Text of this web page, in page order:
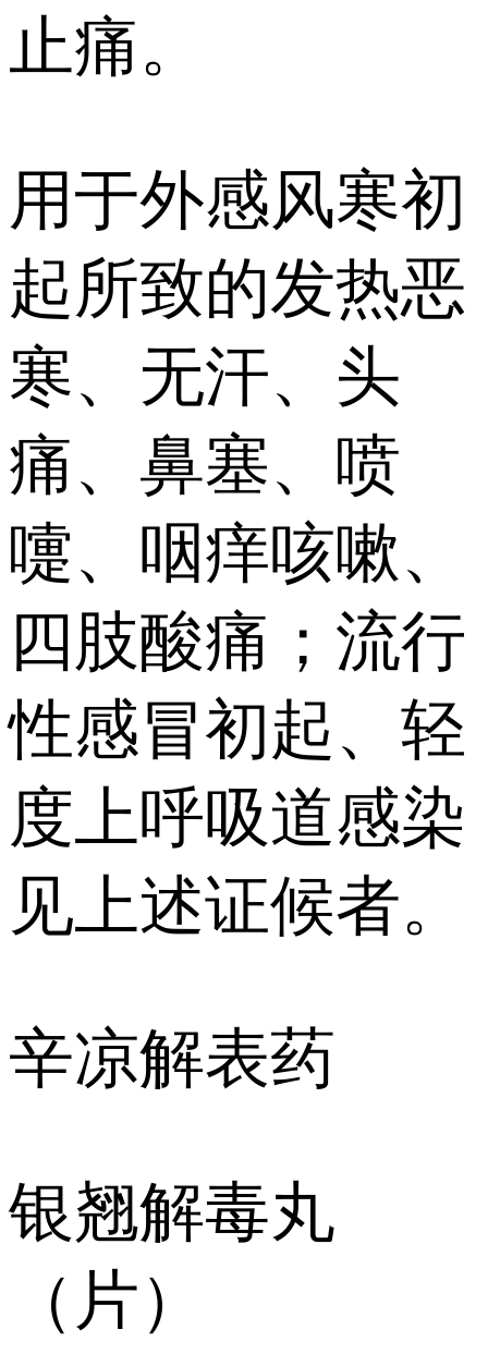
止痛。
用于外感风寒初
起所致的发热恶
寒、无汗、头
痛、鼻塞、喷
嚏、咽痒咳嗽、
四肢酸痛；流行
性感冒初起、轻
度上呼吸道感染
见上述证候者。
辛凉解表药
银翘解毒丸
（片）